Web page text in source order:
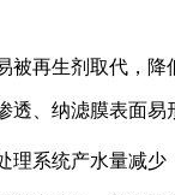
再生剂取代，降
、纳滤膜表面
系统产水量减少